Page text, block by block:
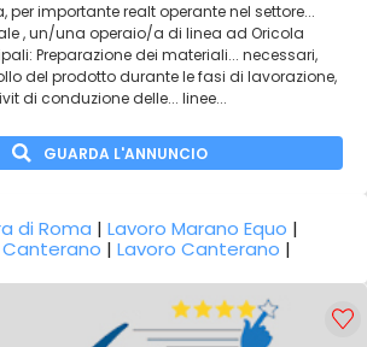
per importante realt operante nel settore...
, un/una operaio/a di linea ad Oricola
Preparazione dei materiali... necessari,
del prodotto durante le fasi di lavorazione,
di conduzione delle... linee...
GUARDA L'ANNUNCIO
di Roma |Lavoro Marano Equo |
Canterano |Lavoro Canterano |